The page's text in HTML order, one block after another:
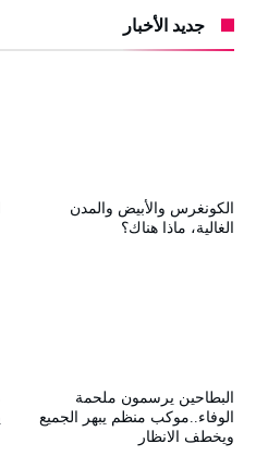
جديد الأخبار
الكونغرس والأبيض والمدن
الغالية، ماذا هناك؟
البطاحين يرسمون ملحمة
الوفاء..موكب منظم يبهر الجميع
ويخطف الانظار